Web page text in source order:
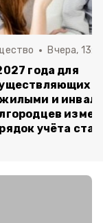
Вчера,
года для
и
учёта ста